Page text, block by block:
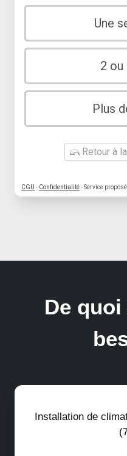
Une
2 ou
Plus
Retour à
CGU - Confidentialité- Service
De
Installation de